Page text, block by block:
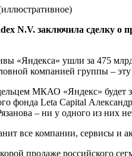
N.V. заключила сделку о
«Яндекса» ушли за 475
компанией группы –
МКАО «Яндекс»
фонда Leta Capital
– ни у одного из них
все компании, сервисы и
продаже российского